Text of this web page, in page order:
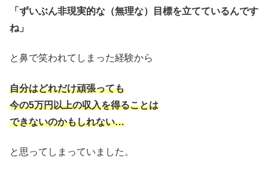
「ずいぶん非現実的な（無理な）目標を立てているんです
ね」
と鼻で笑われてしまった経験から
自分はどれだけ頑張っても
今の5万円以上の収入を得ることは
できないのかもしれない…
と思ってしまっていました。